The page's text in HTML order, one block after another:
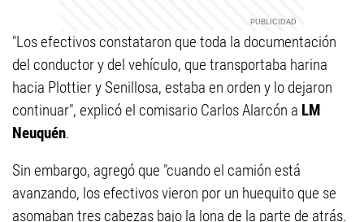
"Los efectivos constataron que toda la documentación
del conductor y del vehículo, que transportaba harina
hacia Plottier y Senillosa, estaba en orden y lo dejaron
continuar", explicó el comisario Carlos Alarcón a LM
Neuquén.
Sin embargo, agregó que "cuando el camión está
avanzando, los efectivos vieron por un huequito que se
asomaban tres cabezas bajo la lona de la parte de atrás.